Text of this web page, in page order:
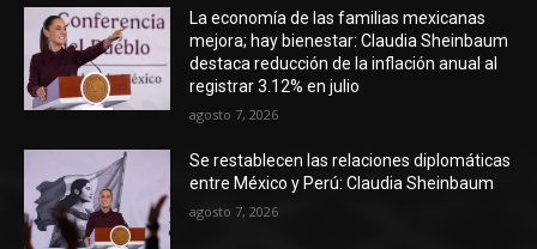
La economía de las familias mexicanas
mejora; hay bienestar: Claudia Sheinbaum
destaca reducción de la inflación anual al
registrar 3.12% en julio
agosto 7, 2026
Se restablecen las relaciones diplomáticas
entre México y Perú: Claudia Sheinbaum
agosto 7, 2026